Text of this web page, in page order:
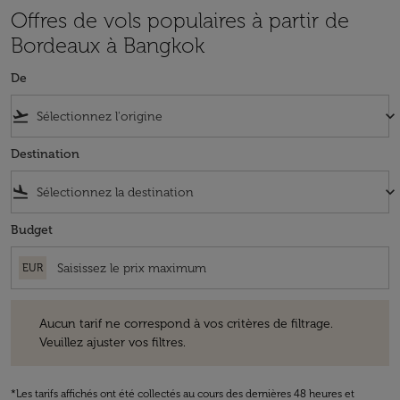
Offres de vols populaires à partir de
Bordeaux à Bangkok
De
flight_takeoff keyboard_arrow_down
Destination
flight_land keyboard_arrow_down
Budget
EUR
Aucun tarif ne correspond à vos critères de filtrage.
Veuillez ajuster vos filtres.
*Les tarifs affichés ont été collectés au cours des dernières 48 heures et